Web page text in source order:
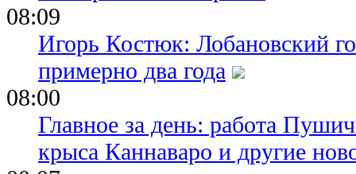
08:09
Игорь Костюк: Лобановский
примерно два года
08:00
Главное за день: работа
крыса Каннаваро и другие